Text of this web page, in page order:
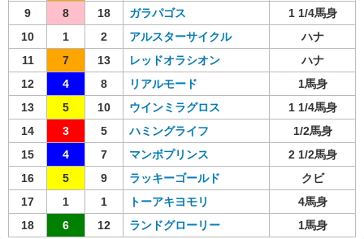
9
8 18 ガラパゴス
1 1/4馬身
10
1 2 アルスターサイクル
ハナ
11
7 13 レッドオラシオン
ハナ
12
4 8 リアルモード
1馬身
13
5 10 ウインミラグロス
1 1/4馬身
14
3 5 ハミングライフ
1/2馬身
15
4 7 マンボプリンス
2 1/2馬身
16
5 9 ラッキーゴールド
クビ
17
1 1 トーアキヨモリ
4馬身
18
6 12 ランドグローリー 1馬身